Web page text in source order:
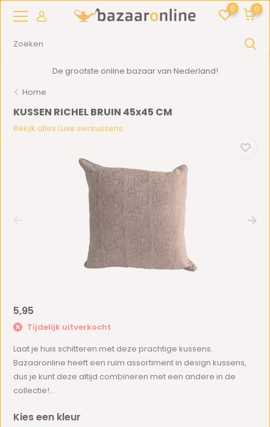
0 0
De grootste online bazaar van Nederland!
Home
KUSSEN RICHEL BRUIN 45x45 CM
Bekijk alles Luxe sierkussens
5,95
Tijdelijk uitverkocht
Laat je huis schitteren met deze prachtige kussens.
Bazaaronline heeft een ruim assortiment in design kussens,
dus je kunt deze altijd combineren met een andere in de
collectie!...
Kies een kleur